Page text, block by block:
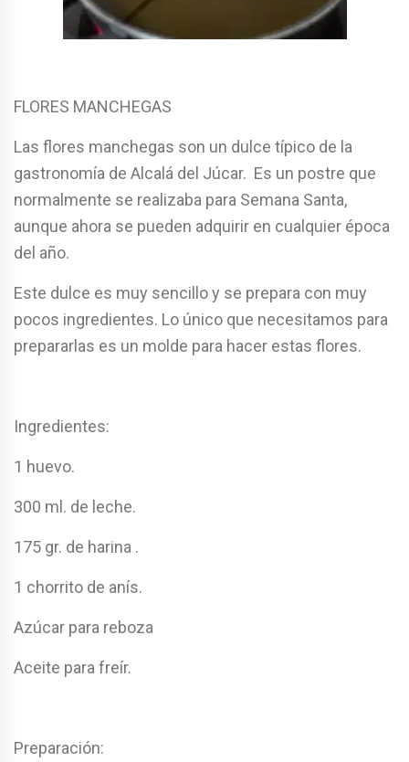
FLORES MANCHEGAS
Las flores manchegas son un dulce típico de la
gastronomía de Alcalá del Júcar. Es un postre que
normalmente se realizaba para Semana Santa,
aunque ahora se pueden adquirir en cualquier época
del año.
Este dulce es muy sencillo y se prepara con muy
pocos ingredientes. Lo único que necesitamos para
prepararlas es un molde para hacer estas flores.
Ingredientes:
1 huevo.
300 ml. de leche.
175 gr. de harina .
1 chorrito de anís.
Azúcar para reboza
Aceite para freír.
Preparación: